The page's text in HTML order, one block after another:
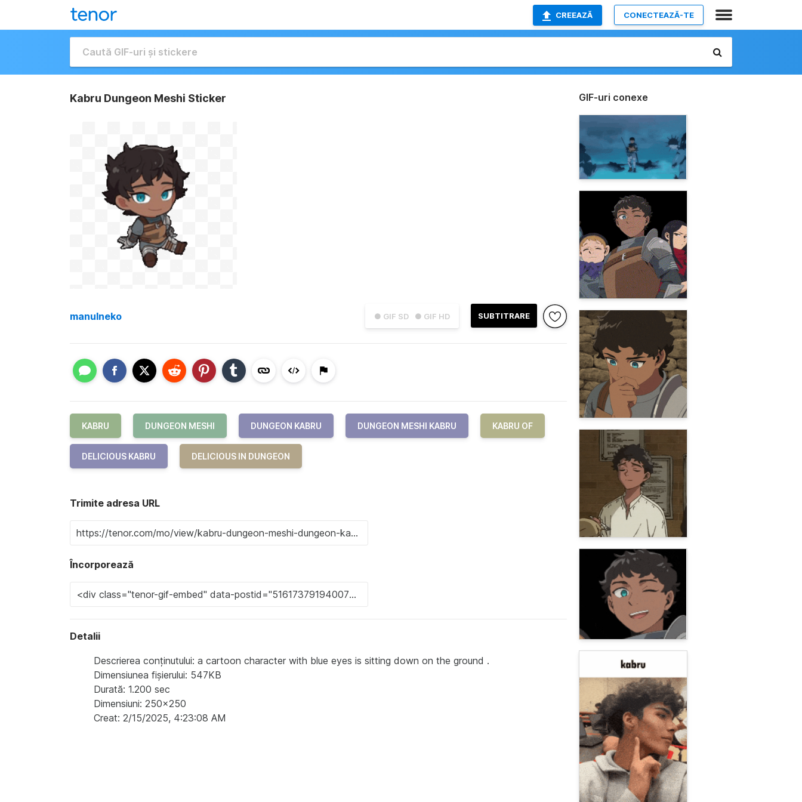
CREEAZĂ CONECTEAZĂ-TE
Kabru Dungeon Meshi Sticker
● GIF SD ● GIF HD SUBTITRARE
manulneko
KABRU DUNGEON MESHI DUNGEON KABRU DUNGEON MESHI KABRU KABRU OF
DELICIOUS KABRU DELICIOUS IN DUNGEON
Trimite adresa URL
Încorporează
Detalii
Descrierea conținutului: a cartoon character with blue eyes is sitting down on the ground .
Dimensiunea fișierului: 547KB
Durată: 1.200 sec
Dimensiuni: 250x250
Creat: 2/15/2025, 4:23:08 AM
GIF-uri conexe